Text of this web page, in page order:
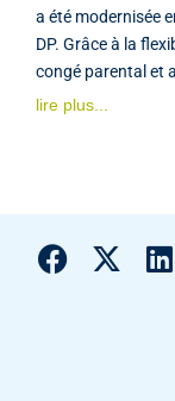
a été modernisée
DP. Grâce à la
congé parental et
lire plus...